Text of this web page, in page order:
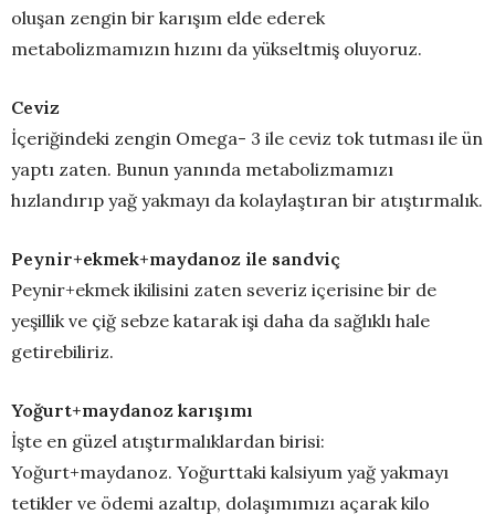
oluşan zengin bir karışım elde ederek
metabolizmamızın hızını da yükseltmiş oluyoruz.
Ceviz
İçeriğindeki zengin Omega- 3 ile ceviz tok tutması ile ün
yaptı zaten. Bunun yanında metabolizmamızı
hızlandırıp yağ yakmayı da kolaylaştıran bir atıştırmalık.
Peynir+ekmek+maydanoz ile sandviç
Peynir+ekmek ikilisini zaten severiz içerisine bir de
yeşillik ve çiğ sebze katarak işi daha da sağlıklı hale
getirebiliriz.
Yoğurt+maydanoz karışımı
İşte en güzel atıştırmalıklardan birisi:
Yoğurt+maydanoz. Yoğurttaki kalsiyum yağ yakmayı
tetikler ve ödemi azaltıp, dolaşımımızı açarak kilo